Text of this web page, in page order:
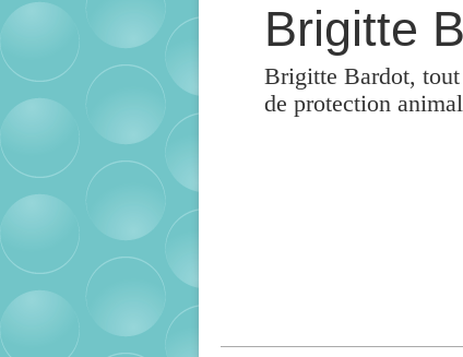
Brigitte
Brigitte Bardot, tout
de protection